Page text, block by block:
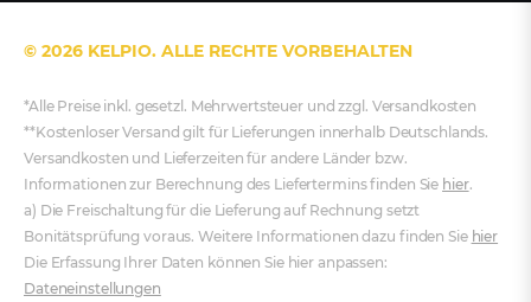
© 2026 KELPIO. ALLE RECHTE VORBEHALTEN
*Alle Preise inkl. gesetzl. Mehrwertsteuer und zzgl. Versandkosten
**Kostenloser Versand gilt für Lieferungen innerhalb Deutschlands.
Versandkosten und Lieferzeiten für andere Länder bzw.
Informationen zur Berechnung des Liefertermins finden Sie hier.
a) Die Freischaltung für die Lieferung auf Rechnung setzt
Bonitätsprüfung voraus. Weitere Informationen dazu finden Sie hier
Die Erfassung Ihrer Daten können Sie hier anpassen:
Dateneinstellungen